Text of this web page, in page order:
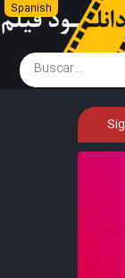
Spanish